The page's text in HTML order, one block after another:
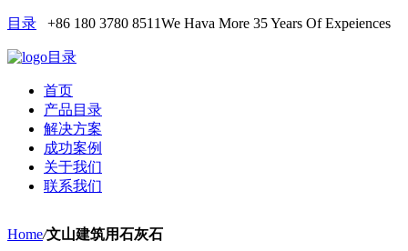
目录 +86 180 3780 8511We Hava More 35 Years Of Expeiences
目录
首页
产品目录
解决方案
成功案例
关于我们
联系我们
Home/文山建筑用石灰石